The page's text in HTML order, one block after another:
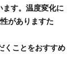
す。温度変化に
がありますた
くことをおすすめ